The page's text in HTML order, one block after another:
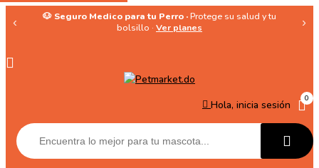
‹ 🐶 Seguro Medico para tu Perro ·Protege su salud y tu
bolsillo · Ver planes ›
Hola, inicia sesión 0